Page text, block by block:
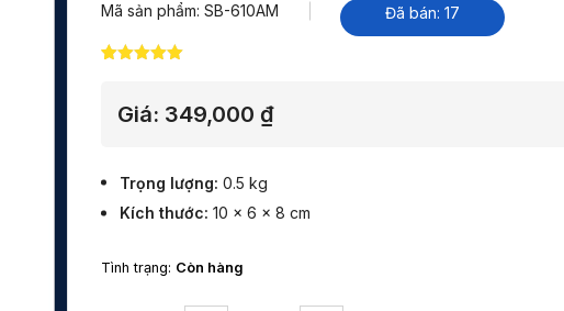
Mã sản phẩm: SB-610AM Đã bán: 17
đánh giá
Giá: 349,000 ₫
Trọng lượng 0.5 kg
Kích thước 10 × 6 × 8 cm
Tình trạng: Còn hàng